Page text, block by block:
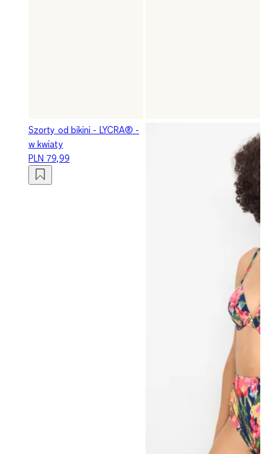
Szorty od bikini - LYCRA® -
w kwiaty
PLN 79,99